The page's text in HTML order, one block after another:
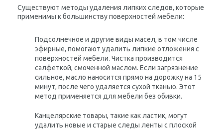
Существуют методы удаления липких следов, которые
применимы к большинству поверхностей мебели:
Подсолнечное и другие виды масел, в том числе
эфирные, помогают удалить липкие отложения с
поверхностей мебели. Чистка производится
салфеткой, смоченной маслом. Если загрязнение
сильное, масло наносится прямо на дорожку на 15
минут, после чего удаляется сухой тканью. Этот
метод применяется для мебели без обивки.
Канцелярские товары, такие как ластик, могут
удалить новые и старые следы ленты с плоской